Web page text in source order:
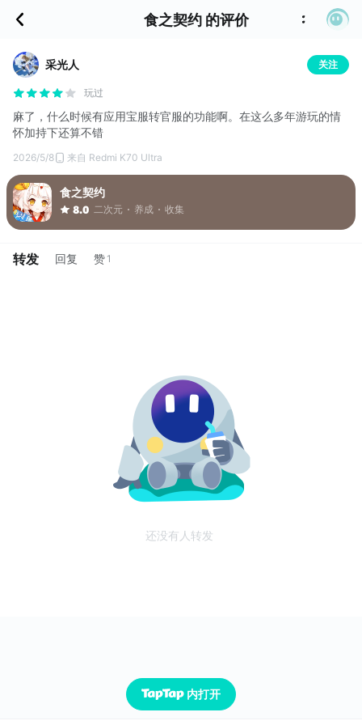
食之契约 的评价
采光人 关注
玩过
麻了，什么时候有应用宝服转官服的功能啊。在这么多年游玩的情
怀加持下还算不错
2026/5/8 来自 Redmi K70 Ultra
食之契约
8.0 二次元 养成 收集
转发 回复 赞 1
还没有人转发
内打开